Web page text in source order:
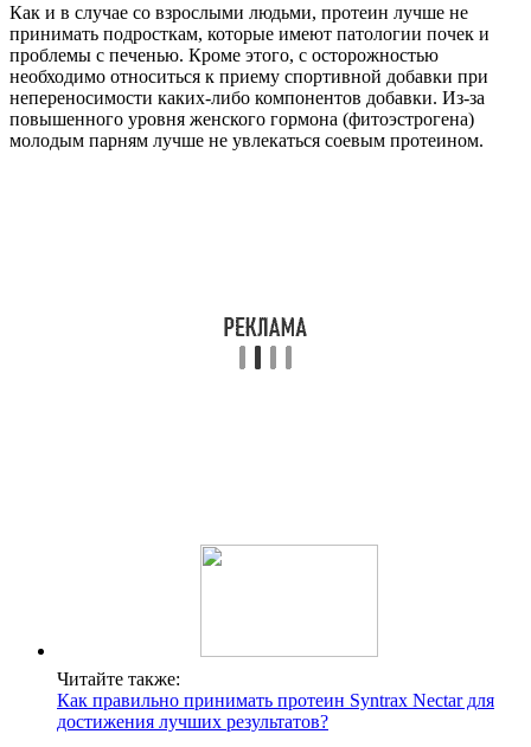
Как и в случае со взрослыми людьми, протеин лучше не
принимать подросткам, которые имеют патологии почек и
проблемы с печенью. Кроме этого, с осторожностью
необходимо относиться к приему спортивной добавки при
непереносимости каких-либо компонентов добавки. Из-за
повышенного уровня женского гормона (фитоэстрогена)
молодым парням лучше не увлекаться соевым протеином.
Читайте также:
Как правильно принимать протеин Syntrax Nectar для
достижения лучших результатов?